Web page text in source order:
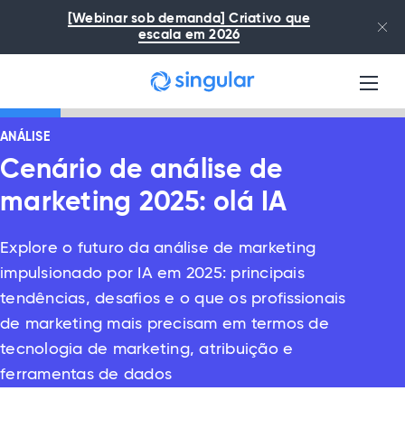
Ir para o conteúdo principal
[Webinar sob demanda] Criativo que
escala em 2026
ANÁLISE
Cenário de análise de
marketing 2025: olá IA
Explore o futuro da análise de marketing
impulsionado por IA em 2025: principais
tendências, desafios e o que os profissionais
de marketing mais precisam em termos de
tecnologia de marketing, atribuição e
ferramentas de dados